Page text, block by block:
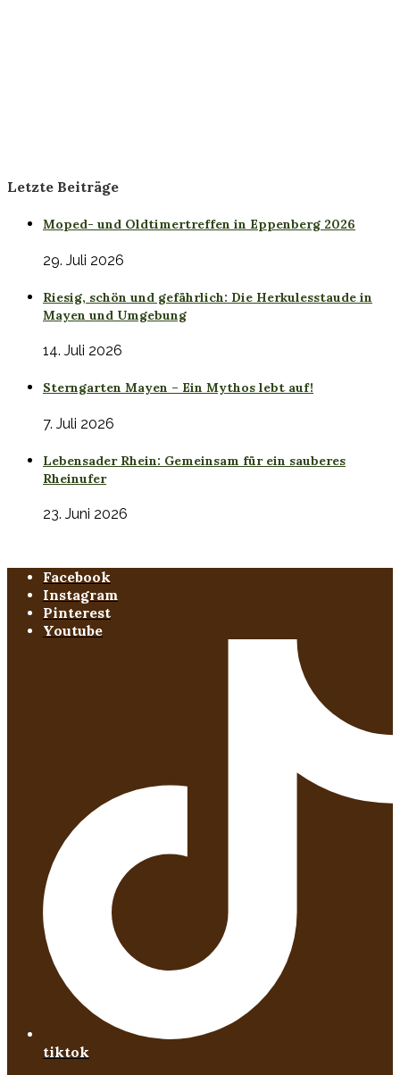
Letzte Beiträge
Moped- und Oldtimertreffen in Eppenberg 2026
29. Juli 2026
Riesig, schön und gefährlich: Die Herkulesstaude in
Mayen und Umgebung
14. Juli 2026
Sterngarten Mayen – Ein Mythos lebt auf!
7. Juli 2026
Lebensader Rhein: Gemeinsam für ein sauberes
Rheinufer
23. Juni 2026
Facebook
Instagram
Pinterest
Youtube
tiktok